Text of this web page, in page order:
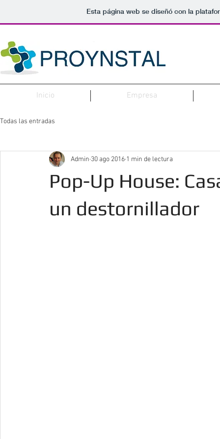
Esta página web se diseñó con la
Inicio Empresa
Todas las entradas
Pop-Up House:
un destornillador
Admin 30 ago 2016 1 min de lectura